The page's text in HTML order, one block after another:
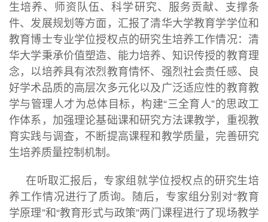
生培养、师资队伍、科学研究、服务贡献、支撑条
件、发展规划等方面，汇报了清华大学教育学学位和
教育博士专业学位授权点的研究生培养工作情况：清
华大学秉承价值塑造、能力培养、知识传授的教育理
念，以培养具有浓烈教育情怀、强烈社会责任感、良
好学术品质的高层次多元化以及广泛适应性的教育教
学与管理人才为总体目标，构建“三全育人”的思政工
作体系，加强理论基础课和研究方法课教学，重视教
育实践与调查，不断提高课程和教学质量，完善研究
生培养质量控制机制。
在听取汇报后，专家组就学位授权点的研究生培
养工作情况进行了质询。随后，专家组分别对“教育
学原理”和“教育形式与政策”两门课程进行了现场教学